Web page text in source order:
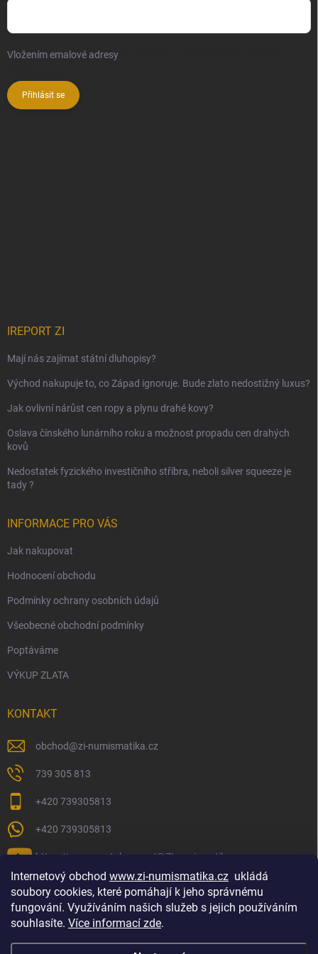
Internetový obchod www.zi-numismatika.cz ukládá
soubory cookies, které pomáhají k jeho správnému
fungování. Využíváním našich služeb s jejich používáním
souhlasíte. Více informací zde.
Vložením emalové adresy
Přihlásit se
IREPORT ZI
Mají nás zajímat státní dluhopisy?
Východ nakupuje to, co Západ ignoruje. Bude zlato nedostižný luxus?
Jak ovlivní nárůst cen ropy a plynu drahé kovy?
Oslava čínského lunárního roku a možnost propadu cen drahých
kovů
Nedostatek fyzického investičního stříbra, neboli silver squeeze je
tady ?
INFORMACE PRO VÁS
Jak nakupovat
Hodnocení obchodu
Podmínky ochrany osobních údajů
Všeobecné obchodní podmínky
Poptáváme
VÝKUP ZLATA
KONTAKT
obchod@zi-numismatika.cz
739 305 813
+420 739305813
+420 739305813
https://www.youtube.com/@ZInumismatika
Zlaté investování Golf shop Golfstart Houby a bylinky